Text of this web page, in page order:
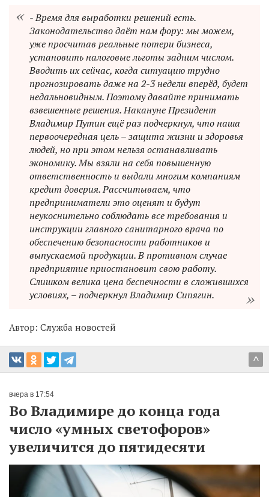
- Время для выработки решений есть.
Законодательство даёт нам фору: мы можем,
уже просчитав реальные потери бизнеса,
установить налоговые льготы задним числом.
Вводить их сейчас, когда ситуацию трудно
прогнозировать даже на 2-3 недели вперёд, будет
недальновидным. Поэтому давайте принимать
взвешенные решения. Накануне Президент
Владимир Путин ещё раз подчеркнул, что наша
первоочередная цель – защита жизни и здоровья
людей, но при этом нельзя останавливать
экономику. Мы взяли на себя повышенную
ответственность и выдали многим компаниям
кредит доверия. Рассчитываем, что
предприниматели это оценят и будут
неукоснительно соблюдать все требования и
инструкции главного санитарного врача по
обеспечению безопасности работников и
выпускаемой продукции. В противном случае
предприятие приостановит свою работу.
Слишком велика цена беспечности в сложившихся
условиях, – подчеркнул Владимир Сипягин.
Автор: Служба новостей
^
вчера в 17:54
Во Владимире до конца года
число «умных светофоров»
увеличится до пятидесяти